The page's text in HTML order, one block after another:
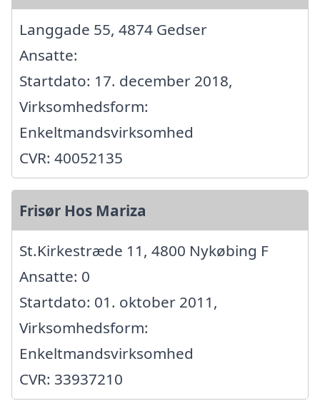
Langgade 55, 4874 Gedser
Ansatte:
Startdato: 17. december 2018,
Virksomhedsform:
Enkeltmandsvirksomhed
CVR: 40052135
Frisør Hos Mariza
St.Kirkestræde 11, 4800 Nykøbing F
Ansatte: 0
Startdato: 01. oktober 2011,
Virksomhedsform:
Enkeltmandsvirksomhed
CVR: 33937210